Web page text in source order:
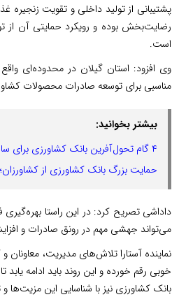
پشتیبانی از تولید داخلی و تقویت زنجیره
رضایت‌بخش بوده و رویکرد حمایتی آن از
است.
وی افزود: استان گیلان در محدوده‌ای
مناسبی برای توسعه صادرات محصولات
بیشتر بخوانید:
۴ گام تحول‌آفرین بانک کشاورزی برای ساخت امنیت غذایی ایران
حمایت بزرگ بانک کشاورزی از کشاورزان؛ امهال ۲۱ هزار میلیارد
داداشی تصریح کرد: در این راستا
می‌تواند جهشی مهم در رونق صادرات و
نماینده آستارا تلاش‌های مدیریت، معاونان
خوبی رقم خورده و این روند باید ادامه
بانک کشاورزی نیز با شناسایی این